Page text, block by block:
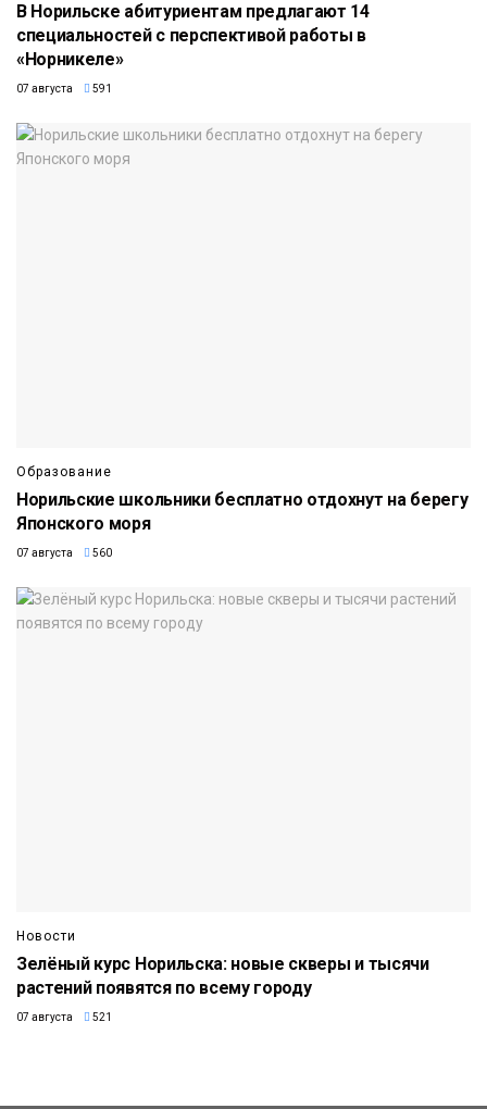
В Норильске абитуриентам предлагают 14
специальностей с перспективой работы в
«Норникеле»
07 августа 591
Образование
Норильские школьники бесплатно отдохнут на берегу
Японского моря
07 августа 560
Новости
Зелёный курс Норильска: новые скверы и тысячи
растений появятся по всему городу
07 августа 521